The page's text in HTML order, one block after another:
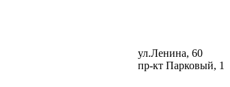
ул.Ленина, 60
пр-кт Парковый, 1